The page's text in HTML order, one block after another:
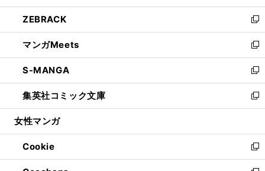
開
く
ウ
で
開
く
ン
ド
ウ
で
開
く
ウ
ィ
ン
ド
ウ
で
開
く
し
い
ウ
ィ
ン
ド
ウ
で
開
ZEBRACK
新
し
い
ウ
ィ
ン
ド
ウ
開
く
マンガMeets
新
し
い
ウ
ィ
ン
ウ
で
開
S-MANGA
新
し
い
ウ
ン
ド
ウ
集英社コミック文庫
新
し
ウ
ィ
ン
女性マンガ
Cookie
新
し